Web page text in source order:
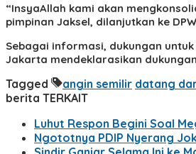
“InsyaAllah kami akan
pimpinan Jaksel, dilanjutkan ke
Sebagai informasi, dukungan untuk
Jakarta mendeklarasikan
Tagged angin semilir datang
berita TERKAIT
Luhut Respon Begini Soal
Ngototnya PDIP Nyerang